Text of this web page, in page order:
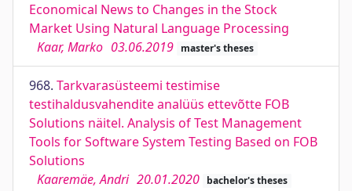
Economical News to Changes in the Stock
Market Using Natural Language Processing
Kaar, Marko 03.06.2019 master's theses
968. Tarkvarasüsteemi testimise
testihaldusvahendite analüüs ettevõtte FOB
Solutions näitel. Analysis of Test Management
Tools for Software System Testing Based on FOB
Solutions
Kaaremäe, Andri 20.01.2020 bachelor's theses